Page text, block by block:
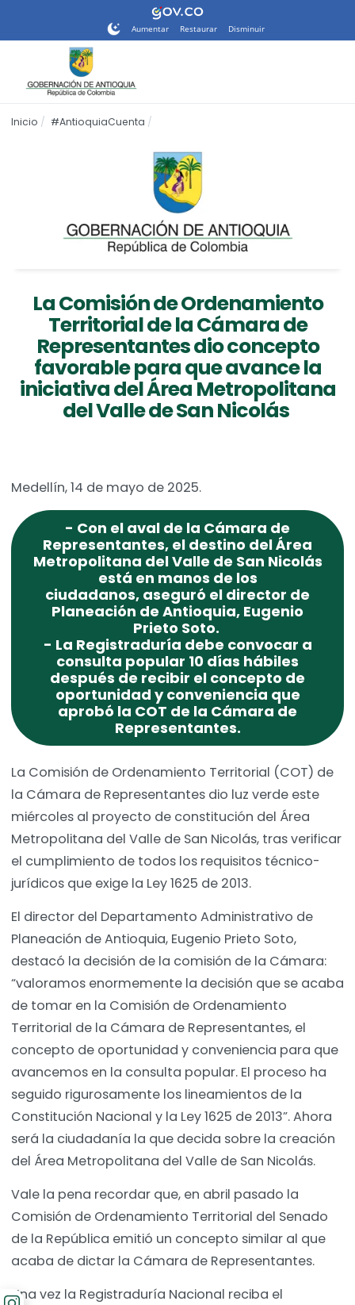
sitio
de
Aumentar Restaurar Disminuir
Inicio #AntioquiaCuenta
La Comisión de Ordenamiento
Territorial de la Cámara de
Representantes dio concepto
favorable para que avance la
iniciativa del Área Metropolitana
del Valle de San Nicolás
Medellín, 14 de mayo de 2025.
- Con el aval de la Cámara de
Representantes, el destino del Área
Metropolitana del Valle de San Nicolás
está en manos de los
ciudadanos, aseguró el director de
Planeación de Antioquia, Eugenio
Prieto Soto.
- La Registraduría debe convocar a
consulta popular 10 días hábiles
después de recibir el concepto de
oportunidad y conveniencia que
aprobó la COT de la Cámara de
Representantes.
La Comisión de Ordenamiento Territorial (COT) de
la Cámara de Representantes dio luz verde este
miércoles al proyecto de constitución del Área
Metropolitana del Valle de San Nicolás, tras verificar
el cumplimiento de todos los requisitos técnico-
jurídicos que exige la Ley 1625 de 2013.
El director del Departamento Administrativo de
Planeación de Antioquia, Eugenio Prieto Soto,
destacó la decisión de la comisión de la Cámara:
“valoramos enormemente la decisión que se acaba
de tomar en la Comisión de Ordenamiento
Territorial de la Cámara de Representantes, el
concepto de oportunidad y conveniencia para que
avancemos en la consulta popular. El proceso ha
seguido rigurosamente los lineamientos de la
Constitución Nacional y la Ley 1625 de 2013”. Ahora
será la ciudadanía la que decida sobre la creación
del Área Metropolitana del Valle de San Nicolás.
Vale la pena recordar que, en abril pasado la
Comisión de Ordenamiento Territorial del Senado
de la República emitió un concepto similar al que
acaba de dictar la Cámara de Representantes.
Una vez la Registraduría Nacional reciba el